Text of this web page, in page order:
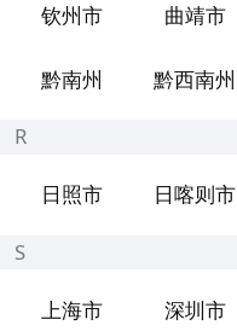
钦州市 曲靖市
黔南州 黔西南州
R
日照市 日喀则市
S
上海市 深圳市